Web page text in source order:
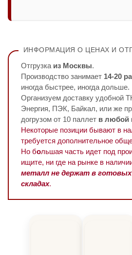
ИНФОРМАЦИЯ О ЦЕНАХ И
Отгрузка из Москвы.
Производство занимает 14-20
иногда быстрее, иногда дольше.
Организуем доставку удобной
Энергия, ПЭК, Байкал, или же
догрузом от 10 паллет в любой
Некоторые позиции бывают в
требуется дополнительное
Но большая часть идет под
ищите, ни где на рынке в
металл не держат в готовых
складах.